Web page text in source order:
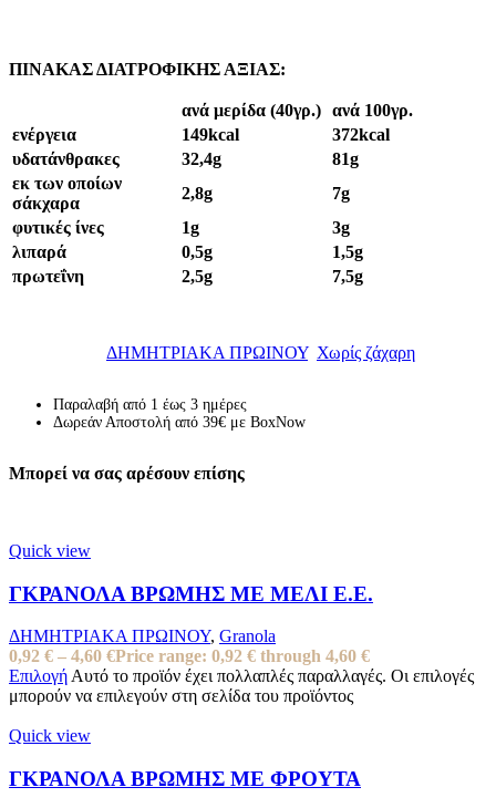
ΠΙΝΑΚΑΣ ΔΙΑΤΡΟΦΙΚΗΣ ΑΞΙΑΣ:
ανά μερίδα (40γρ.) ανά 100γρ.
ενέργεια
149kcal 372kcal
υδατάνθρακες
32,4g 81g
εκ των οποίων
σάκχαρα
2,8g 7g
φυτικές ίνες
1g 3g
λιπαρά
0,5g 1,5g
πρωτεΐνη
2,5g 7,5g
ΔΗΜΗΤΡΙΑΚΑ ΠΡΩΙΝΟΥ, Χωρίς ζάχαρη
Παραλαβή από 1 έως 3 ημέρες
Δωρεάν Αποστολή από 39€ με BoxNow
Μπορεί να σας αρέσουν επίσης
Quick view
ΓΚΡΑΝΟΛΑ ΒΡΩΜΗΣ ΜΕ ΜΕΛΙ Ε.Ε.
ΔΗΜΗΤΡΙΑΚΑ ΠΡΩΙΝΟΥ, Granola
0,92 € – 4,60 €Price range: 0,92 € through 4,60 €
ΕπιλογήΑυτό το προϊόν έχει πολλαπλές παραλλαγές. Οι επιλογές
μπορούν να επιλεγούν στη σελίδα του προϊόντος
Quick view
ΓΚΡΑΝΟΛΑ ΒΡΩΜΗΣ ΜΕ ΦΡΟΥΤΑ